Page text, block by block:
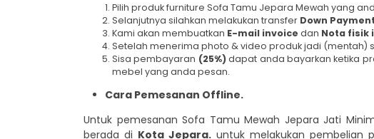
Pilih produk furniture Sofa Tamu Jepara Mewah yang
Selanjutnya silahkan melakukan transfer Down
Kami akan membuatkan E-mail invoice dan Nota fisik
Setelah menerima photo & video produk jadi (mentah)
Sisa pembayaran (25%)dapat anda bayarkan ketika
mebel yang anda pesan.
Cara Pemesanan Offline.
Untuk pemesanan Sofa Tamu Mewah Jepara Jati
berada di Kota Jepara.untuk melakukan pembelian